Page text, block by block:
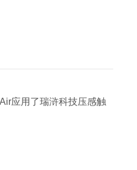
应用了瑞浒科技压感触